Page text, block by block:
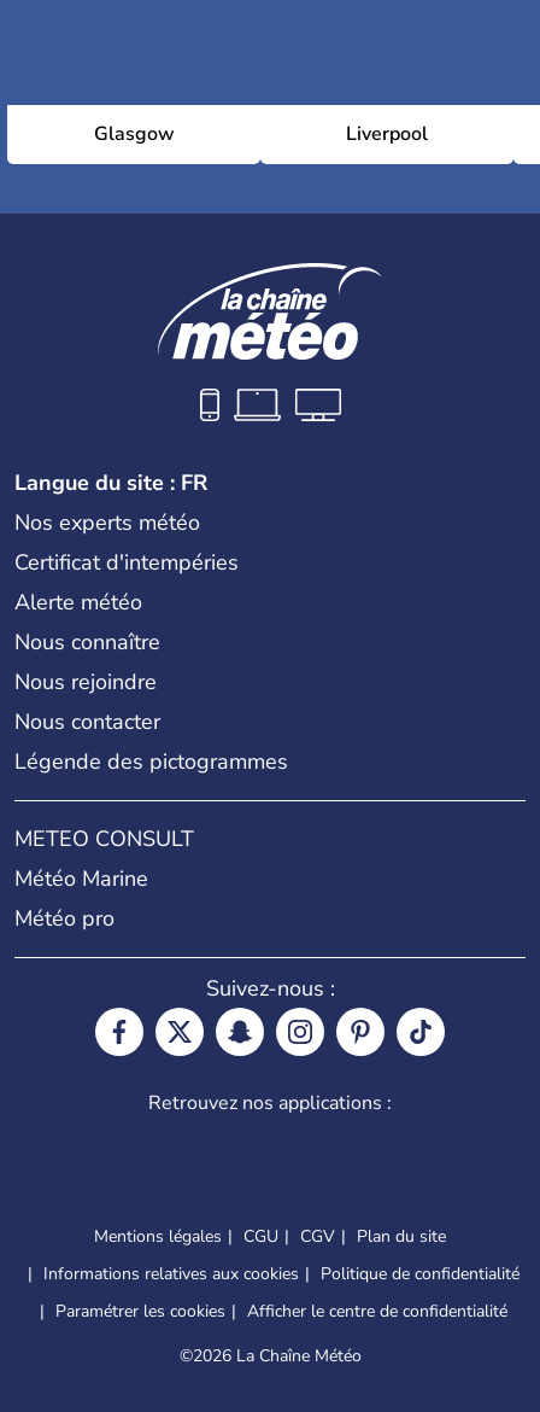
Glasgow Liverpool
Langue du site : FR
Nos experts météo
Certificat d'intempéries
Alerte météo
Nous connaître
Nous rejoindre
Nous contacter
Légende des pictogrammes
METEO CONSULT
Météo Marine
Météo pro
Suivez-nous :
Retrouvez nos applications :
Mentions légales CGU CGV
Plan du site
Informations relatives aux cookies
Politique de confidentialité
Paramétrer les cookies
Afficher le centre de confidentialité
©2026 La Chaîne Météo